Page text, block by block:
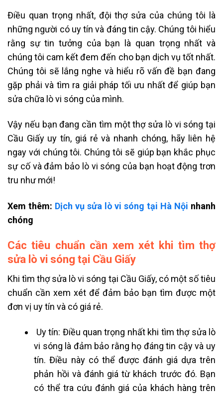
Điều quan trọng nhất, đội thợ sửa của chúng tôi là
những người có uy tín và đáng tin cậy. Chúng tôi hiểu
rằng sự tin tưởng của bạn là quan trọng nhất và
chúng tôi cam kết đem đến cho bạn dịch vụ tốt nhất.
Chúng tôi sẽ lắng nghe và hiểu rõ vấn đề bạn đang
gặp phải và tìm ra giải pháp tối ưu nhất để giúp bạn
sửa chữa lò vi sóng của mình.
Vậy nếu bạn đang cần tìm một thợ sửa lò vi sóng tại
Cầu Giấy uy tín, giá rẻ và nhanh chóng, hãy liên hệ
ngay với chúng tôi. Chúng tôi sẽ giúp bạn khắc phục
sự cố và đảm bảo lò vi sóng của bạn hoạt động trơn
tru như mới!
Xem thêm: Dịch vụ sửa lò vi sóng tại Hà Nội nhanh
chóng
Các tiêu chuẩn cần xem xét khi tìm thợ
sửa lò vi sóng tại Cầu Giấy
Khi tìm thợ sửa lò vi sóng tại Cầu Giấy, có một số tiêu
chuẩn cần xem xét để đảm bảo bạn tìm được một
đơn vị uy tín và có giá rẻ.
Uy tín: Điều quan trọng nhất khi tìm thợ sửa lò
vi sóng là đảm bảo rằng họ đáng tin cậy và uy
tín. Điều này có thể được đánh giá dựa trên
phản hồi và đánh giá từ khách trước đó. Bạn
có thể tra cứu đánh giá của khách hàng trên